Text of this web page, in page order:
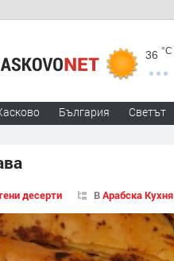
36 °C
България Светът
десерти ВАрабска Кухня